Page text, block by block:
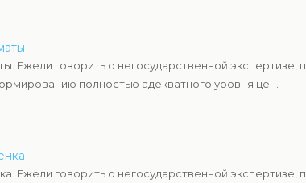
Ежели говорить о негосударственной
полностью адекватного уровня цен.
Ежели говорить о негосударственной